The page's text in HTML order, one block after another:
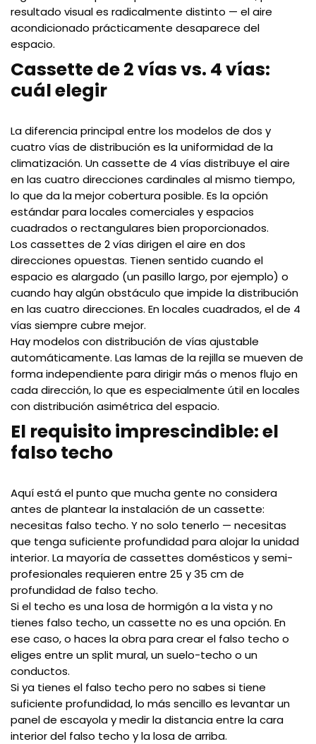
resultado visual es radicalmente distinto — el aire
acondicionado prácticamente desaparece del
espacio.
Cassette de 2 vías vs. 4 vías:
cuál elegir
La diferencia principal entre los modelos de dos y
cuatro vías de distribución es la uniformidad de la
climatización. Un cassette de 4 vías distribuye el aire
en las cuatro direcciones cardinales al mismo tiempo,
lo que da la mejor cobertura posible. Es la opción
estándar para locales comerciales y espacios
cuadrados o rectangulares bien proporcionados.
Los cassettes de 2 vías dirigen el aire en dos
direcciones opuestas. Tienen sentido cuando el
espacio es alargado (un pasillo largo, por ejemplo) o
cuando hay algún obstáculo que impide la distribución
en las cuatro direcciones. En locales cuadrados, el de 4
vías siempre cubre mejor.
Hay modelos con distribución de vías ajustable
automáticamente. Las lamas de la rejilla se mueven de
forma independiente para dirigir más o menos flujo en
cada dirección, lo que es especialmente útil en locales
con distribución asimétrica del espacio.
El requisito imprescindible: el
falso techo
Aquí está el punto que mucha gente no considera
antes de plantear la instalación de un cassette:
necesitas falso techo. Y no solo tenerlo — necesitas
que tenga suficiente profundidad para alojar la unidad
interior. La mayoría de cassettes domésticos y semi-
profesionales requieren entre 25 y 35 cm de
profundidad de falso techo.
Si el techo es una losa de hormigón a la vista y no
tienes falso techo, un cassette no es una opción. En
ese caso, o haces la obra para crear el falso techo o
eliges entre un split mural, un suelo-techo o un
conductos.
Si ya tienes el falso techo pero no sabes si tiene
suficiente profundidad, lo más sencillo es levantar un
panel de escayola y medir la distancia entre la cara
interior del falso techo y la losa de arriba.